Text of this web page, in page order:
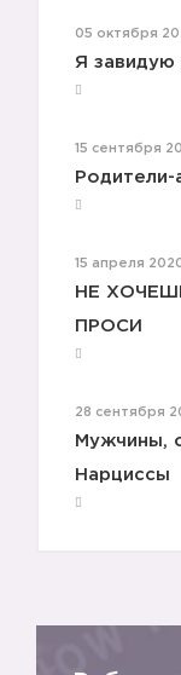
05 октября
Я завидую
15 сентября
Родители-
15 апреля
НЕ
ПРОСИ
28 сентября
Мужчины,
Нарциссы